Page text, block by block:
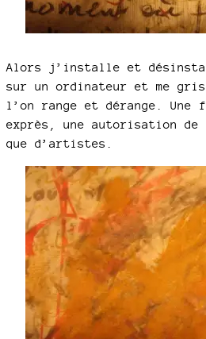
Alors j’installe et
sur un ordinateur et me
l’on range et dérange. Une
exprès, une autorisation de
que d’artistes.